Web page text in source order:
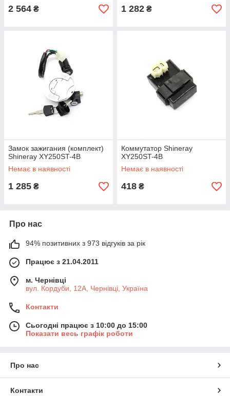
2 564 ₴ 1 282 ₴
Замок зажигания (комплект)
Shineray XY250ST-4B
Немає в наявності
1 285 ₴
Коммутатор Shineray
XY250ST-4B
Немає в наявності
418 ₴
Про нас
94% позитивних з 973 відгуків за рік
Працює з 21.04.2011
м. Чернівці
вул. Кордуби, 12А, Чернівці, Україна
Контакти
Сьогодні працює з 10:00 до 15:00
Показати весь графік роботи
Про нас
Контакти